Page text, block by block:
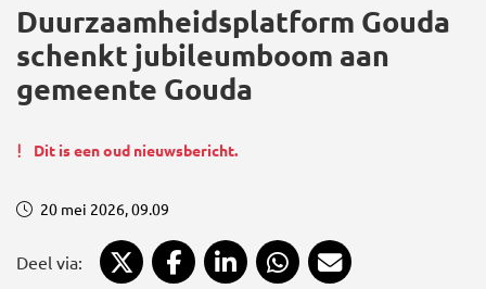
Duurzaamheidsplatform Gouda
schenkt jubileumboom aan
gemeente Gouda
Dit is een oud nieuwsbericht.
20 mei 2026, 09.09
Deel via: Deel via XDeel via Facebook
Deel via LinkedInDeel via WhatsApp